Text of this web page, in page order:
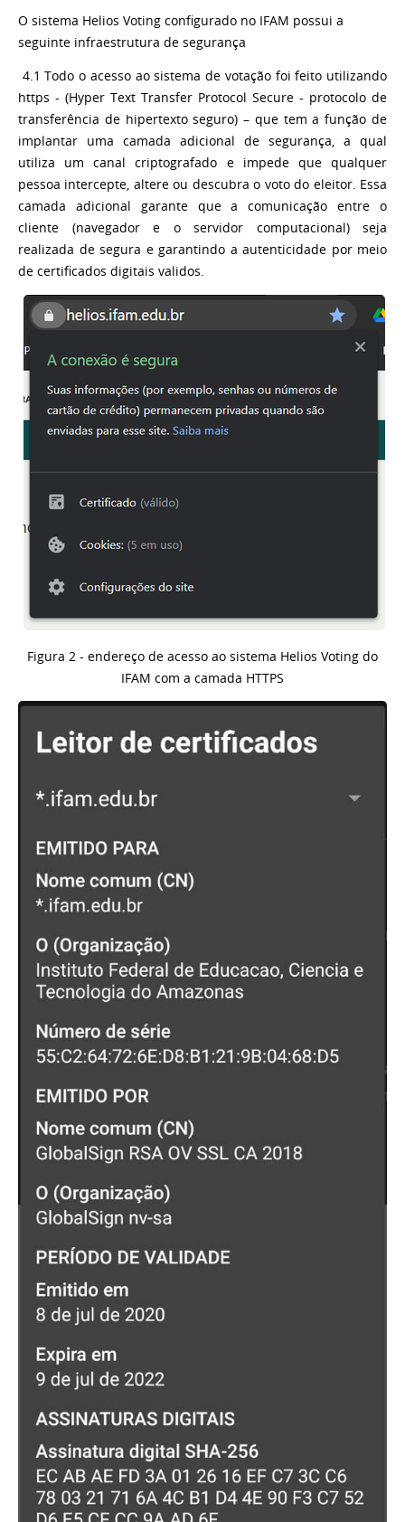
O sistema Helios Voting configurado no IFAM possui a
seguinte infraestrutura de segurança
4.1 Todo o acesso ao sistema de votação foi feito utilizando
https - (Hyper Text Transfer Protocol Secure - protocolo de
transferência de hipertexto seguro) – que tem a função de
implantar uma camada adicional de segurança, a qual
utiliza um canal criptografado e impede que qualquer
pessoa intercepte, altere ou descubra o voto do eleitor. Essa
camada adicional garante que a comunicação entre o
cliente (navegador e o servidor computacional) seja
realizada de segura e garantindo a autenticidade por meio
de certificados digitais validos.
Figura 2 - endereço de acesso ao sistema Helios Voting do
IFAM com a camada HTTPS